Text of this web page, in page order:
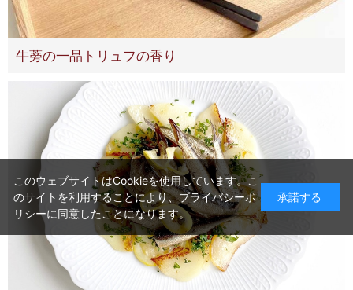
牛蒡の一品トリュフの香り
このウェブサイトはCookieを使用しています。こ
のサイトを利用することにより、プライバシーポ
リシーに同意したことになります。
承諾する